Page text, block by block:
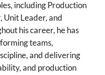
including Production
Unit Leader, and
his career, he has
teams,
and delivering
and production